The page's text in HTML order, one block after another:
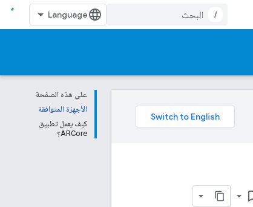
/
على هذه الصفحة
الأجهزة المتوافقة
كيف يعمل تطبيق
ARCore؟